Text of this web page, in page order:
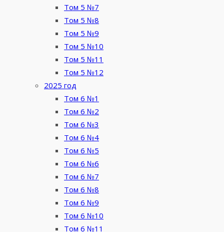
Том 5 №7
Том 5 №8
Том 5 №9
Том 5 №10
Том 5 №11
Том 5 №12
2025 год
Том 6 №1
Том 6 №2
Том 6 №3
Том 6 №4
Том 6 №5
Том 6 №6
Том 6 №7
Том 6 №8
Том 6 №9
Том 6 №10
Том 6 №11